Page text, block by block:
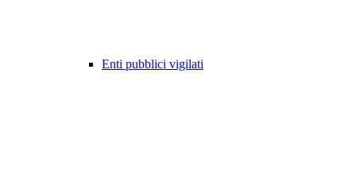
Enti pubblici vigilati